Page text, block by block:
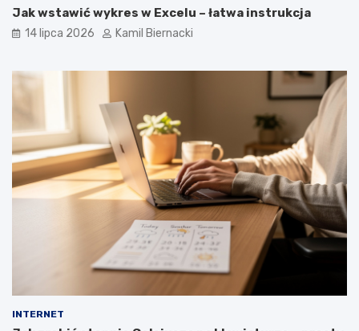
Jak wstawić wykres w Excelu – łatwa instrukcja
14 lipca 2026 Kamil Biernacki
INTERNET